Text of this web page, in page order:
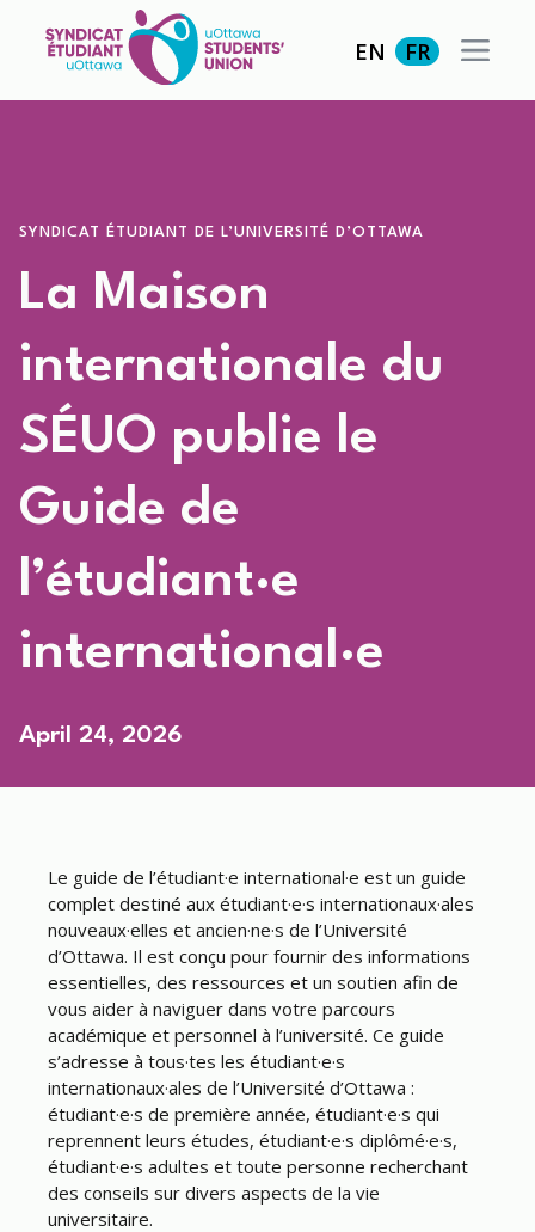
EN FR
SYNDICAT ÉTUDIANT DE L’UNIVERSITÉ D’OTTAWA
La Maison
internationale du
SÉUO publie le
Guide de
l’étudiant·e
international·e
April 24, 2026
Le guide de l’étudiant·e international·e est un guide
complet destiné aux étudiant·e·s internationaux·ales
nouveaux·elles et ancien·ne·s de l’Université
d’Ottawa. Il est conçu pour fournir des informations
essentielles, des ressources et un soutien afin de
vous aider à naviguer dans votre parcours
académique et personnel à l’université. Ce guide
s’adresse à tous·tes les étudiant·e·s
internationaux·ales de l’Université d’Ottawa :
étudiant·e·s de première année, étudiant·e·s qui
reprennent leurs études, étudiant·e·s diplômé·e·s,
étudiant·e·s adultes et toute personne recherchant
des conseils sur divers aspects de la vie
universitaire.